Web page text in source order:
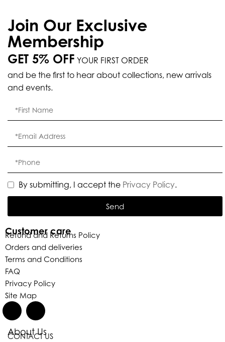
About Us
CONTACT US
Customer care
Refund and Returns Policy
Orders and deliveries
Terms and Conditions
FAQ
Privacy Policy
Site Map
Join Our Exclusive
Membership
GET 5% OFF YOUR FIRST ORDER
and be the first to hear about collections, new arrivals
and events.
By submitting, I accept the Privacy Policy.
Send